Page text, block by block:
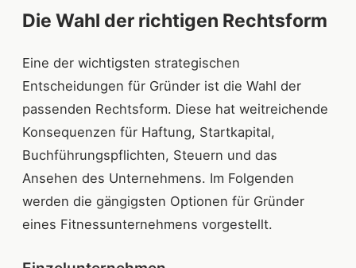
Die Wahl der richtigen Rechtsform
Eine der wichtigsten strategischen
Entscheidungen für Gründer ist die Wahl der
passenden Rechtsform. Diese hat weitreichende
Konsequenzen für Haftung, Startkapital,
Buchführungspflichten, Steuern und das
Ansehen des Unternehmens. Im Folgenden
werden die gängigsten Optionen für Gründer
eines Fitnessunternehmens vorgestellt.